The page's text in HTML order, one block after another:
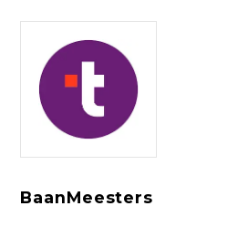
BaanMeesters